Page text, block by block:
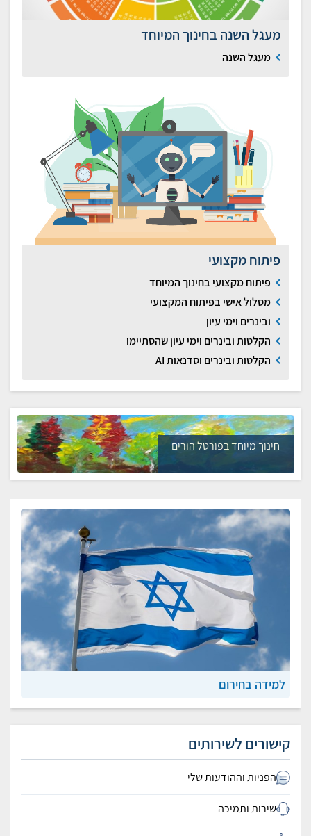
מעגל השנה בחינוך המיוחד
מעגל השנה
פיתוח מקצועי
פיתוח מקצועי בחינוך המיוחד
מסלול אישי בפיתוח המקצועי
ובינרים וימי עיון
הקלטות ובינרים וימי עיון שהסתיימו
הקלטות ובינרים וסדנאות AI
חינוך מיוחד בפורטל הורים
למידה בחירום
קישורים לשירותים
הפניות וההודעות שלי
שירות ותמיכה